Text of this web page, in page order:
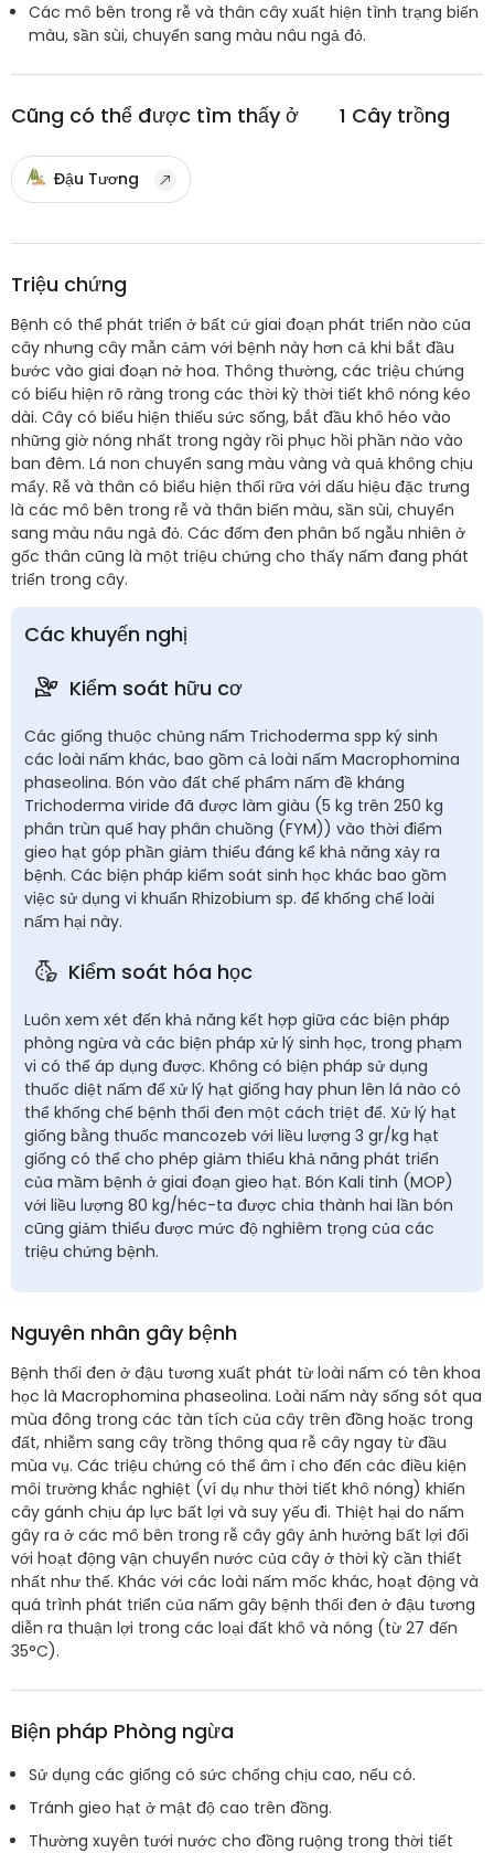
Các mô bên trong rễ và thân cây xuất hiện tình trạng biến
màu, sần sùi, chuyển sang màu nâu ngả đỏ.
Cũng có thể được tìm thấy ở 1 Cây trồng
Đậu Tương
Triệu chứng
Bệnh có thể phát triển ở bất cứ giai đoạn phát triển nào của
cây nhưng cây mẫn cảm với bệnh này hơn cả khi bắt đầu
bước vào giai đoạn nở hoa. Thông thường, các triệu chứng
có biểu hiện rõ ràng trong các thời kỳ thời tiết khô nóng kéo
dài. Cây có biểu hiện thiếu sức sống, bắt đầu khô héo vào
những giờ nóng nhất trong ngày rồi phục hồi phần nào vào
ban đêm. Lá non chuyển sang màu vàng và quả không chịu
mẩy. Rễ và thân có biểu hiện thối rữa với dấu hiệu đặc trưng
là các mô bên trong rễ và thân biến màu, sần sùi, chuyển
sang màu nâu ngả đỏ. Các đốm đen phân bố ngẫu nhiên ở
gốc thân cũng là một triệu chứng cho thấy nấm đang phát
triển trong cây.
Các khuyến nghị
Kiểm soát hữu cơ
Các giống thuộc chủng nấm Trichoderma spp ký sinh
các loài nấm khác, bao gồm cả loài nấm Macrophomina
phaseolina. Bón vào đất chế phẩm nấm đề kháng
Trichoderma viride đã được làm giàu (5 kg trên 250 kg
phân trùn quế hay phân chuồng (FYM)) vào thời điểm
gieo hạt góp phần giảm thiểu đáng kể khả năng xảy ra
bệnh. Các biện pháp kiểm soát sinh học khác bao gồm
việc sử dụng vi khuẩn Rhizobium sp. để khống chế loài
nấm hại này.
Kiểm soát hóa học
Luôn xem xét đến khả năng kết hợp giữa các biện pháp
phòng ngừa và các biện pháp xử lý sinh học, trong phạm
vi có thể áp dụng được. Không có biện pháp sử dụng
thuốc diệt nấm để xử lý hạt giống hay phun lên lá nào có
thể khống chế bệnh thối đen một cách triệt để. Xử lý hạt
giống bằng thuốc mancozeb với liều lượng 3 gr/kg hạt
giống có thể cho phép giảm thiểu khả năng phát triển
của mầm bệnh ở giai đoạn gieo hạt. Bón Kali tinh (MOP)
với liều lượng 80 kg/héc-ta được chia thành hai lần bón
cũng giảm thiểu được mức độ nghiêm trọng của các
triệu chứng bệnh.
Nguyên nhân gây bệnh
Bệnh thối đen ở đậu tương xuất phát từ loài nấm có tên khoa
học là Macrophomina phaseolina. Loài nấm này sống sót qua
mùa đông trong các tàn tích của cây trên đồng hoặc trong
đất, nhiễm sang cây trồng thông qua rễ cây ngay từ đầu
mùa vụ. Các triệu chứng có thể âm ỉ cho đến các điều kiện
môi trường khắc nghiệt (ví dụ như thời tiết khô nóng) khiến
cây gánh chịu áp lực bất lợi và suy yếu đi. Thiệt hại do nấm
gây ra ở các mô bên trong rễ cây gây ảnh hưởng bất lợi đối
với hoạt động vận chuyển nước của cây ở thời kỳ cần thiết
nhất như thế. Khác với các loài nấm mốc khác, hoạt động và
quá trình phát triển của nấm gây bệnh thối đen ở đậu tương
diễn ra thuận lợi trong các loại đất khô và nóng (từ 27 đến
35°C).
Biện pháp Phòng ngừa
Sử dụng các giống có sức chống chịu cao, nếu có.
Tránh gieo hạt ở mật độ cao trên đồng.
Thường xuyên tưới nước cho đồng ruộng trong thời tiết